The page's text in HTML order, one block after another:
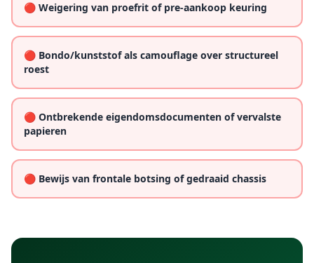
🔴 Weigering van proefrit of pre-aankoop keuring
🔴 Bondo/kunststof als camouflage over structureel
roest
🔴 Ontbrekende eigendomsdocumenten of vervalste
papieren
🔴 Bewijs van frontale botsing of gedraaid chassis